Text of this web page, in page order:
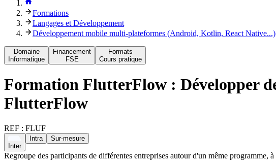
Formations
Langages et Développement
Développement mobile multi-plateformes (Android, Kotlin, React Native...)
Domaine
Informatique
Financement
FSE
Formats
Cours pratique
Formation FlutterFlow : Développer
FlutterFlow
REF : FLUF
Inter
Intra Sur-mesure
Regroupe des participants de différentes entreprises autour d'un même programme, à